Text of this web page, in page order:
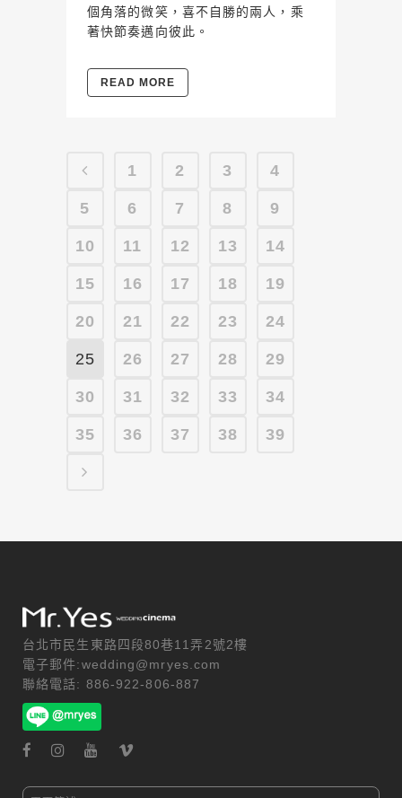
個角落的微笑，喜不自勝的兩人，乘
著快節奏邁向彼此。
READ MORE
1 2 3 4
5 6 7 8 9
10 11 12 13 14
15 16 17 18 19
20 21 22 23 24
25 26 27 28 29
30 31 32 33 34
35 36 37 38 39
台北市民生東路四段80巷11弄2號2樓
電子郵件:wedding@mryes.com
聯絡電話: 886-922-806-887